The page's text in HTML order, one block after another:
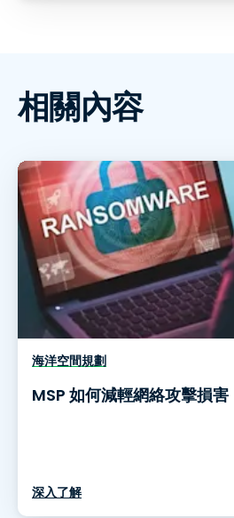
相關內容
海洋空間規劃
MSP 如何減輕網絡攻擊損害
深入了解